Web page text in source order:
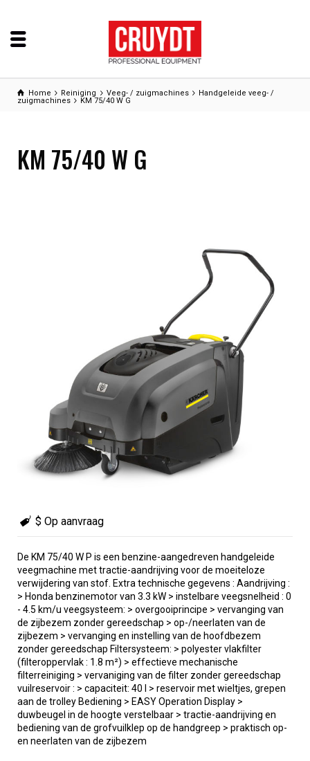
Home Reiniging Veeg- / zuigmachines
Handgeleide veeg- /
zuigmachines
KM 75/40 W G
KM 75/40 W G
$ Op aanvraag
De KM 75/40 W P is een benzine-aangedreven handgeleide
veegmachine met tractie-aandrijving voor de moeiteloze
verwijdering van stof. Extra technische gegevens : Aandrijving :
> Honda benzinemotor van 3.3 kW > instelbare veegsnelheid : 0
- 4.5 km/u veegsysteem: > overgooiprincipe > vervanging van
de zijbezem zonder gereedschap > op-/neerlaten van de
zijbezem > vervanging en instelling van de hoofdbezem
zonder gereedschap Filtersysteem: > polyester vlakfilter
(filteroppervlak : 1.8 m²) > effectieve mechanische
filterreiniging > vervaniging van de filter zonder gereedschap
vuilreservoir : > capaciteit: 40 l > reservoir met wieltjes, grepen
aan de trolley Bediening > EASY Operation Display >
duwbeugel in de hoogte verstelbaar > tractie-aandrijving en
bediening van de grofvuilklep op de handgreep > praktisch op-
en neerlaten van de zijbezem